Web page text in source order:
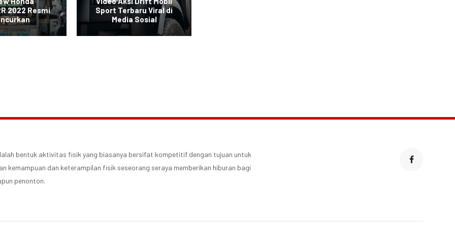
2022 Resmi
Sport Terbaru Viral di
Media Sosial
bentuk aktivitas fisik yang biasanya bersifat kompetitif dengan tujuan untuk
kemampuan dan keterampilan fisik seseorang seraya memberikan hiburan bagi
penonton.